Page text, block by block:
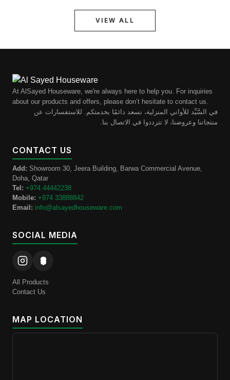
VIEW ALL
At AlSayed Houseware, we're always here to help you. For inquiries
about our products and offers, please don’t hesitate to contact us.
في السَّيِّد للأواني المنزلية، نسعد دائمًا بخدمتكم. للاستفسارات عن
منتجاتنا وعروضنا، لا تترددوا في الاتصال بنا.
CONTACT US
Add: Showroom 30, Jeera Building, Barwa Commercial Avenue,
Doha, Qatar
Tel: +974 44442238
Mobile: +974 33888842
Email: info@alsayedhouseware.com
SOCIAL MEDIA
All Products
Contact Us
MAP LOCATION